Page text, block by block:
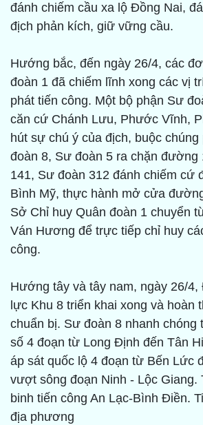
đánh chiếm cầu xa lộ Ðồng Nai,
địch phản kích, giữ vững cầu.
Hướng bắc, đến ngày 26/4, các
đoàn 1 đã chiếm lĩnh xong các vị
phát tiến công. Một bộ phận Sư
căn cứ Chánh Lưu, Phước Vĩnh,
hút sự chú ý của địch, buộc chúng
đoàn 8, Sư đoàn 5 ra chặn đường
141, Sư đoàn 312 đánh chiếm cứ
Bình Mỹ, thực hành mở cửa
Sở Chỉ huy Quân đoàn 1 chuyển
Ván Hương để trực tiếp chỉ huy
công.
Hướng tây và tây nam, ngày 26/4,
lực Khu 8 triển khai xong và hoàn
chuẩn bị. Sư đoàn 8 nhanh chóng
số 4 đoạn từ Long Ðịnh đến Tân
áp sát quốc lộ 4 đoạn từ Bến Lức
vượt sông đoạn Ninh - Lộc Giang.
binh tiến công An Lạc-Bình Ðiền.
địa phương